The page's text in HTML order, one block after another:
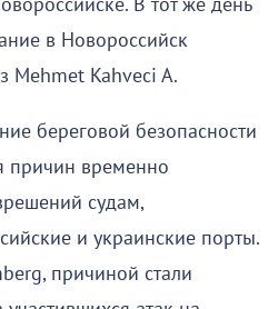
В тот же день
в Новороссийск
Mehmet Kahveci A.
береговой безопасности
причин временно
судам,
и украинские порты.
причиной стали